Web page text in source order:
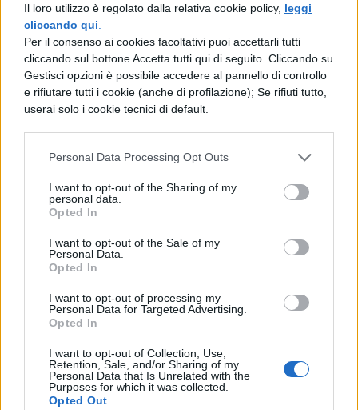
Il loro utilizzo è regolato dalla relativa cookie policy, leggi
cliccando qui
Per il consenso ai cookies facoltativi puoi accettarli tutti
cliccando sul bottone Accetta tutti qui di seguito. Cliccando su
Gestisci opzioni è possibile accedere al pannello di controllo
e rifiutare tutti i cookie (anche di profilazione); Se rifiuti tutto,
userai solo i cookie tecnici di default.
Personal Data Processing Opt Outs
I want to opt-out of the Sharing of my
personal data.
Opted In
I want to opt-out of the Sale of my
Personal Data.
Opted In
I want to opt-out of processing my
Personal Data for Targeted Advertising.
Opted In
I want to opt-out of Collection, Use,
Retention, Sale, and/or Sharing of my
Personal Data that Is Unrelated with the
Purposes for which it was collected.
Opted Out
TI POTREBBE INTERESSARE
MAPPE CONCETTUALI
Mappa Concettuale: I
temi delle opere di
Shakespeare
Mappa Concettuale: Italo Svevo
MAPPE CONCETTUALI
Mappa Concettuale: Le figure retoriche
MAPPE CONCETTUALI
Mappa Concettuale: Il realismo del
Teatro di Goldoni